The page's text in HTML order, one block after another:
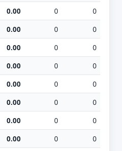
0.00 0
0
0.00 0
0
0.00 0
0
0.00 0
0
0.00 0
0
0.00 0
0
0.00 0
0
0.00 0
0